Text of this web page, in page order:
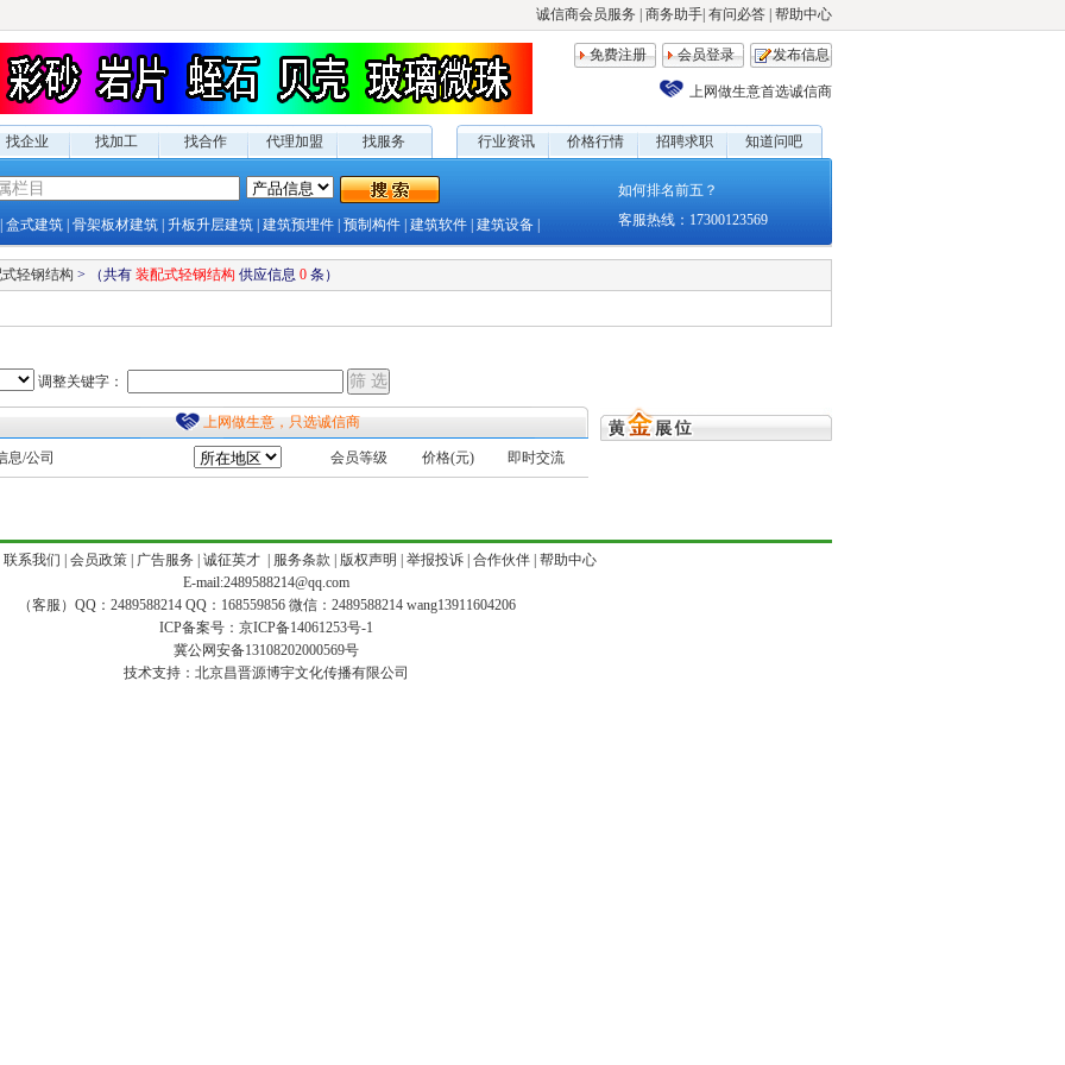
诚信商会员服务 商务助手 有问必答 帮助中心
免费注册 会员登录 发布信息
上网做生意首选诚信商
找企业 找加工 找合作 代理加盟 找服务 行业资讯 价格行情 招聘求职 知道问吧
盒式建筑 骨架板材建筑 升板升层建筑 建筑预埋件 预制构件 建筑软件 建筑设备
如何排名前五？
客服热线：17300123569
轻钢结构 > （共有 装配式轻钢结构 供应信息 0 条）
调整关键字：
上网做生意，只选诚信商
息/公司 会员等级 价格(元) 即时交流
联系我们 会员政策| 广告服务 诚征英才 服务条款 版权声明 举报投诉| 合作伙伴| 帮助中心
E-mail:2489588214@qq.com
（客服）QQ：2489588214 QQ：168559856 微信：2489588214 wang13911604206
ICP备案号： 京ICP备14061253号-1
冀公网安备13108202000569号
技术支持： 北京昌晋源博宇文化传播有限公司